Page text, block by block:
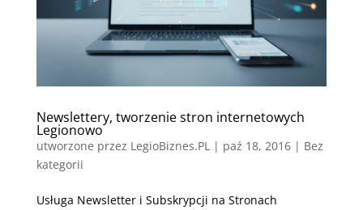
Newslettery, tworzenie stron internetowych
Legionowo
utworzone przez LegioBiznes.PL| paź 18, 2016| Bez
kategorii
Usługa Newsletter i Subskrypcji na Stronach